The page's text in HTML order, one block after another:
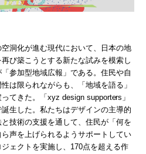
洞化が​進む現代に​おいて、​日本の​地
び築こうとする​新たな​試みを模索し
参加型地域​広報」である。​住民や​自
は​限られながらも、「地域を​語る」
てきた。「xyz design supporters」​
生した。​私たちはデザインの​主導的
技術の​支援を​通して、​住民が​「何を​
声を​上げられるようサポートしてい
ェクトを実施し、​170点を​超える​作